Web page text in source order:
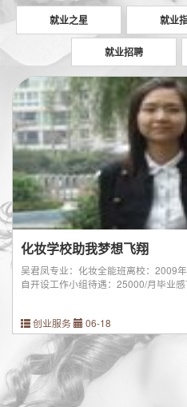
就业之星 就业
就业招聘
化妆学校助我梦想飞翔
吴君凤专业：化妆全能班离校：2009
自开设工作小组待遇：25000/月毕业
创业服务 06-18